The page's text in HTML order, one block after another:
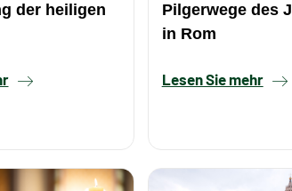
der heiligen
Pilgerwege des
in Rom
Lesen Sie mehr